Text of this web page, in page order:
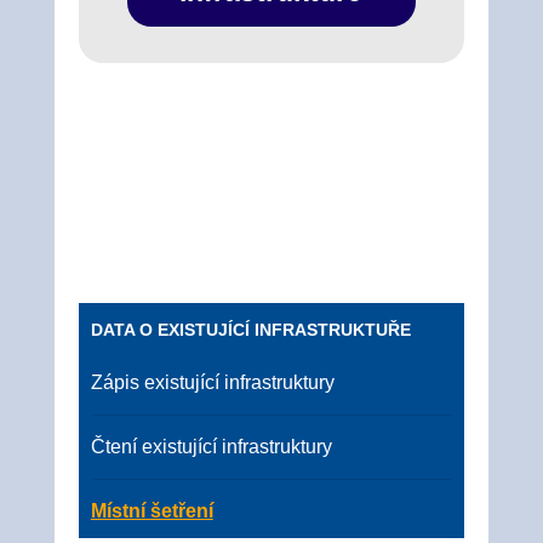
DATA O EXISTUJÍCÍ INFRASTRUKTUŘE
Zápis existující infrastruktury
Čtení existující infrastruktury
Místní šetření